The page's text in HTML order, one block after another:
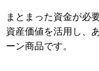
まとまった資金が必
資産価値を活用し、
ーン商品です。